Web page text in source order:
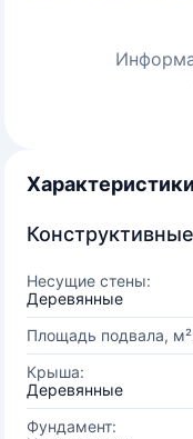
Характеристики
Несущие стены:
Деревянные
Площадь подвала,
Крыша:
Деревянные
Фундамент: